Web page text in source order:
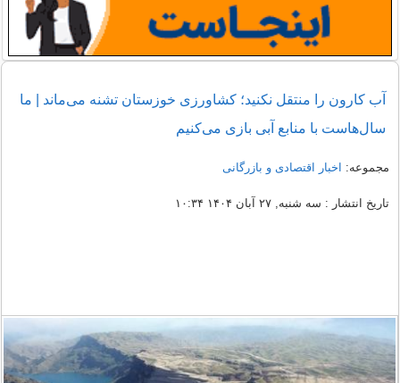
آب کارون را منتقل نکنید؛ کشاورزی خوزستان تشنه می‌ماند | ما
سال‌هاست با منابع آبی بازی می‌کنیم
مجموعه: اخبار اقتصادی و بازرگانی
تاریخ انتشار : سه شنبه, ۲۷ آبان ۱۴۰۴ ۱۰:۳۴